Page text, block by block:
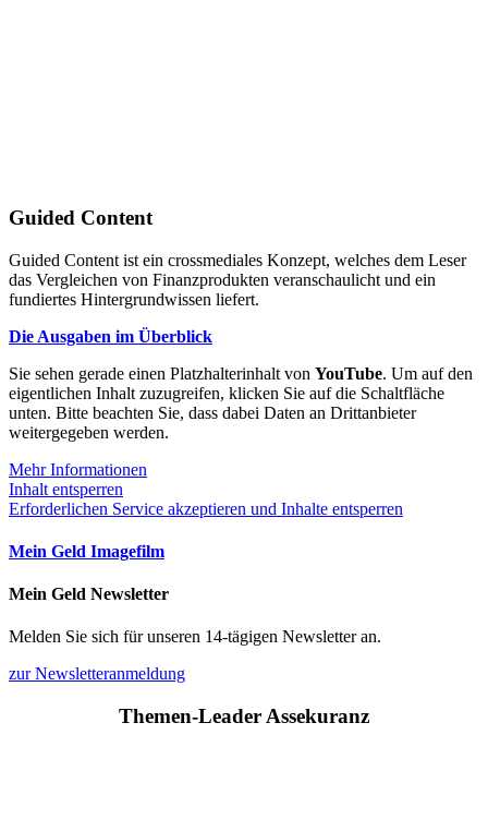
Guided Content
Guided Content ist ein crossmediales Konzept, welches dem Leser
das Vergleichen von Finanzprodukten veranschaulicht und ein
fundiertes Hintergrundwissen liefert.
Die Ausgaben im Überblick
Sie sehen gerade einen Platzhalterinhalt von YouTube. Um auf den
eigentlichen Inhalt zuzugreifen, klicken Sie auf die Schaltfläche
unten. Bitte beachten Sie, dass dabei Daten an Drittanbieter
weitergegeben werden.
Mehr Informationen
Inhalt entsperren
Erforderlichen Service akzeptieren und Inhalte entsperren
Mein Geld Imagefilm
Mein Geld Newsletter
Melden Sie sich für unseren 14-tägigen Newsletter an.
zur Newsletteranmeldung
Themen-Leader Assekuranz